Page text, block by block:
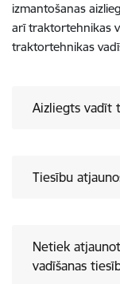
izmantošanas
arī traktortehnikas
traktortehnikas
Aizliegts vadīt
Tiesību
Netiek
vadīšanas